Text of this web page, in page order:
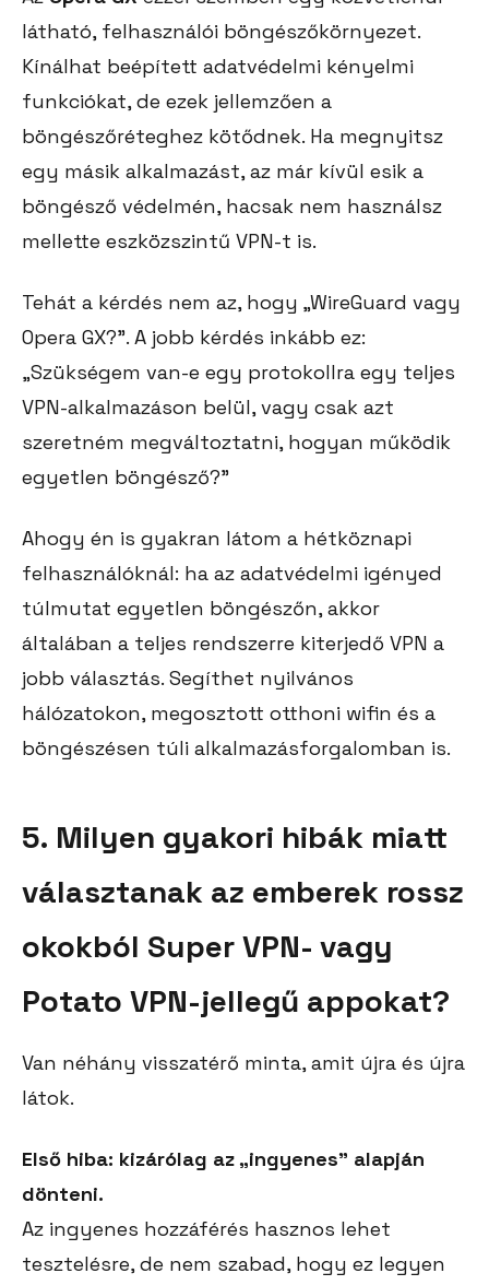
látható, felhasználói böngészőkörnyezet.
Kínálhat beépített adatvédelmi kényelmi
funkciókat, de ezek jellemzően a
böngészőréteghez kötődnek. Ha megnyitsz
egy másik alkalmazást, az már kívül esik a
böngésző védelmén, hacsak nem használsz
mellette eszközszintű VPN-t is.
Tehát a kérdés nem az, hogy „WireGuard vagy
Opera GX?”. A jobb kérdés inkább ez:
„Szükségem van-e egy protokollra egy teljes
VPN-alkalmazáson belül, vagy csak azt
szeretném megváltoztatni, hogyan működik
egyetlen böngésző?”
Ahogy én is gyakran látom a hétköznapi
felhasználóknál: ha az adatvédelmi igényed
túlmutat egyetlen böngészőn, akkor
általában a teljes rendszerre kiterjedő VPN a
jobb választás. Segíthet nyilvános
hálózatokon, megosztott otthoni wifin és a
böngészésen túli alkalmazásforgalomban is.
5. Milyen gyakori hibák miatt
választanak az emberek rossz
okokból Super VPN- vagy
Potato VPN-jellegű appokat?
Van néhány visszatérő minta, amit újra és újra
látok.
Első hiba: kizárólag az „ingyenes” alapján
dönteni.
Az ingyenes hozzáférés hasznos lehet
tesztelésre, de nem szabad, hogy ez legyen